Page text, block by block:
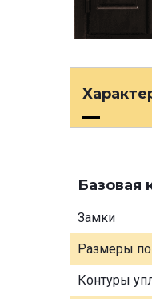
Базовая
Замки
Размеры
Контуры